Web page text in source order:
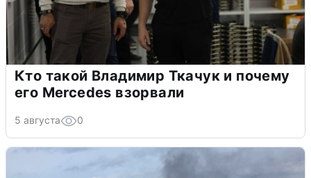
Кто такой Владимир Ткачук и почему
его Mercedes взорвали
5 августа 0